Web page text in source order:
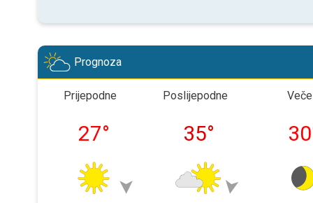
Prognoza
Prijepodne
27°
Poslijepodne
35°
Veče
30